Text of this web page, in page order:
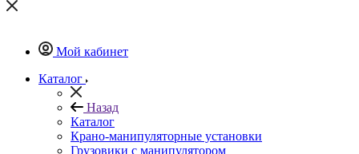
Мой кабинет
Каталог
Назад
Каталог
Крано-манипуляторные установки
Грузовики с манипулятором